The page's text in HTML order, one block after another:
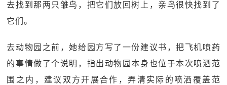
去找到那两只雏鸟，把它们放回树上，亲鸟很快找到了
它们。
去动物园之前，她给园方写了一份建议书，把飞机喷药
的事情做了个说明，指出动物园本身也位于本次喷洒范
围之内，建议双方开展合作，弄清实际的喷洒覆盖范